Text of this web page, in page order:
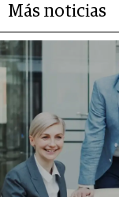
Más noticias